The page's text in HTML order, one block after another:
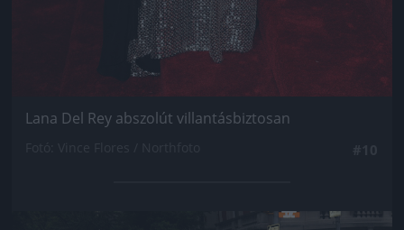
Lana Del Rey abszolút villantásbiztosan